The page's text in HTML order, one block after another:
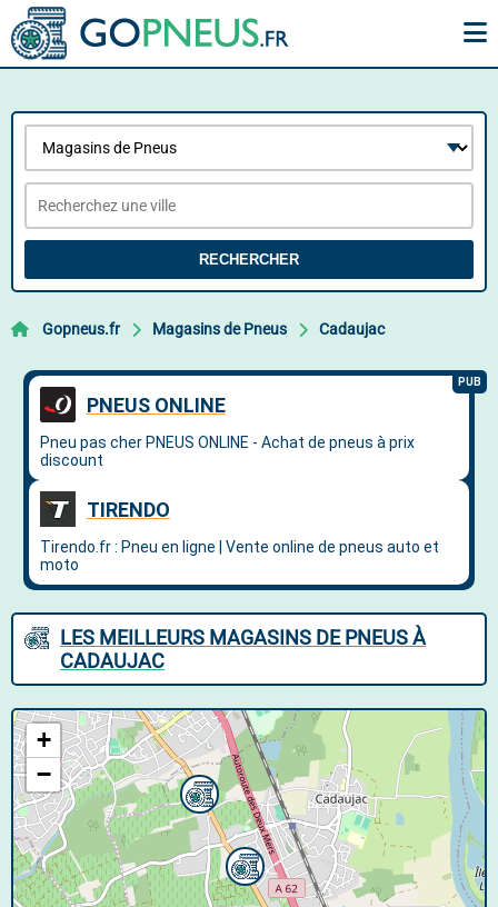
RECHERCHER
Gopneus.fr Magasins de Pneus Cadaujac
LES MEILLEURS MAGASINS DE PNEUS À
CADAUJAC
+
−